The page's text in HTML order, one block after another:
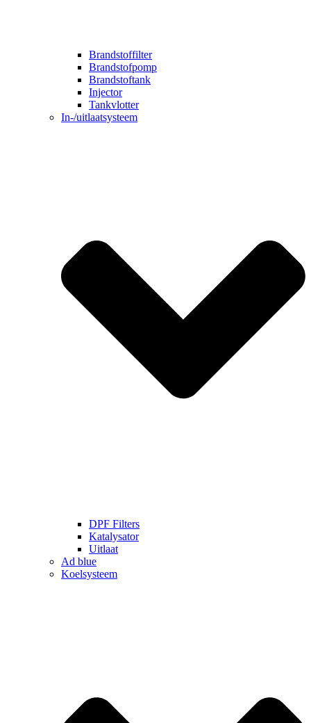
Brandstoffilter
Brandstofpomp
Brandstoftank
Injector
Tankvlotter
In-/uitlaatsysteem
DPF Filters
Katalysator
Uitlaat
Ad blue
Koelsysteem